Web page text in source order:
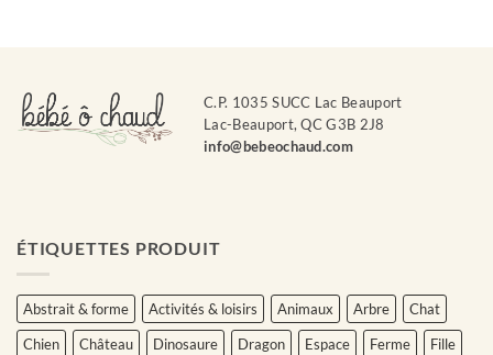
C.P. 1035 SUCC Lac Beauport
Lac-Beauport, QC G3B 2J8
info@bebeochaud.com
ÉTIQUETTES PRODUIT
Abstrait & forme Activités & loisirs Animaux Arbre
Chat
Chien
Château Dinosaure Dragon Espace Ferme
Fille